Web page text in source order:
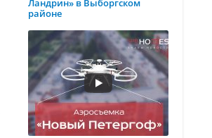
Ландрин» в Выборгском
районе